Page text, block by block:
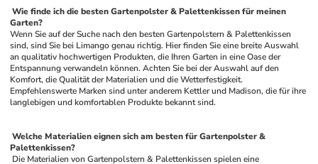
Wie finde ich die besten Gartenpolster & Palettenkissen für meinen
Garten?
Wenn Sie auf der Suche nach den besten Gartenpolstern & Palettenkissen
sind, sind Sie bei Limango genau richtig. Hier finden Sie eine breite Auswahl
an qualitativ hochwertigen Produkten, die Ihren Garten in eine Oase der
Entspannung verwandeln können. Achten Sie bei der Auswahl auf den
Komfort, die Qualität der Materialien und die Wetterfestigkeit.
Empfehlenswerte Marken sind unter anderem Kettler und Madison, die für ihre
langlebigen und komfortablen Produkte bekannt sind.
Welche Materialien eignen sich am besten für Gartenpolster &
Palettenkissen?